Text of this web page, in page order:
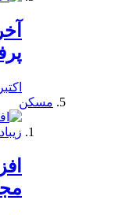
اکتبر 17, 2019
مسکن